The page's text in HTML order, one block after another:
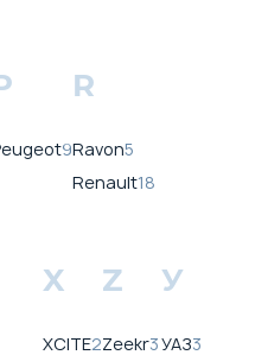
9
R
Ravon5
Renault18
X
XCITE2
Z
Zeekr3
У
УАЗ3